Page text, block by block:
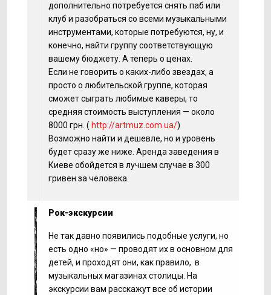
дополнительно потребуется снять паб или
клуб и разобраться со всеми музыкальными
инструментами, которые потребуются, ну, и
конечно, найти группу соответствующую
вашему бюджету. А теперь о ценах.
Если не говорить о каких-либо звездах, а
просто о любительской группе, которая
сможет сыграть любимые каверы, то
средняя стоимость выступления — около
8000 грн. ( http://artmuz.com.ua/)
Возможно найти и дешевле, но и уровень
будет сразу же ниже. Аренда заведения в
Киеве обойдется в лучшем случае в 300
гривен за человека.
Рок-экскурсии
Не так давно появились подобные услуги, но
есть одно «но» — проводят их в основном для
детей, и проходят они, как правило, в
музыкальных магазинах столицы. На
экскурсии вам расскажут все об истории